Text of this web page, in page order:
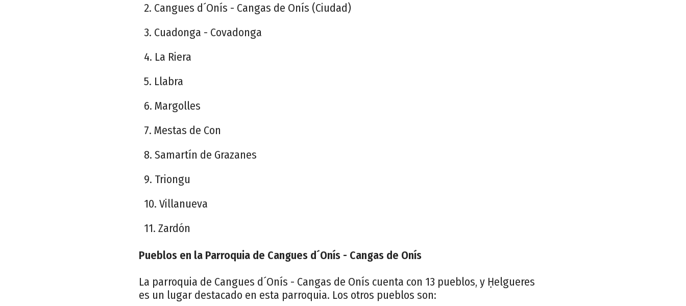
2. Cangues d´Onís - Cangas de Onís (Ciudad)
3. Cuadonga - Covadonga
4. La Riera
5. Llabra
6. Margolles
7. Mestas de Con
8. Samartín de Grazanes
9. Triongu
10. Villanueva
11. Zardón
Pueblos en la Parroquia de Cangues d´Onís - Cangas de Onís
La parroquia de Cangues d´Onís - Cangas de Onís cuenta con 13 pueblos, y Ḥelgueres
es un lugar destacado en esta parroquia. Los otros pueblos son: